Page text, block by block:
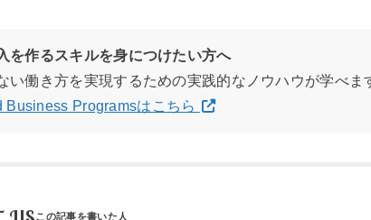
を作るスキルを身につけたい方へ
い働き方を実現するための実践的なノウハウが学べま
Business Programsはこちら